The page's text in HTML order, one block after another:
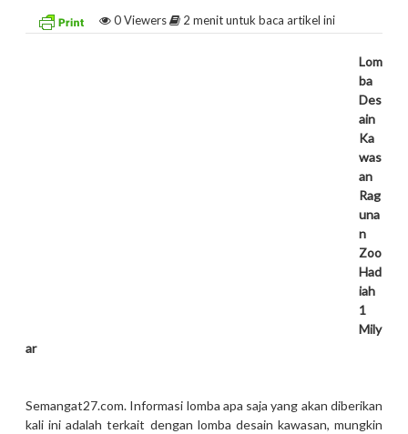
0Viewers 2 menit untuk baca artikel ini
Lom
ba
Des
ain
Ka
was
an
Rag
una
n
Zoo
Had
iah
1
Mily
ar
Semangat27.com. Informasi lomba apa saja yang akan diberikan
kali ini adalah terkait dengan lomba desain kawasan, mungkin